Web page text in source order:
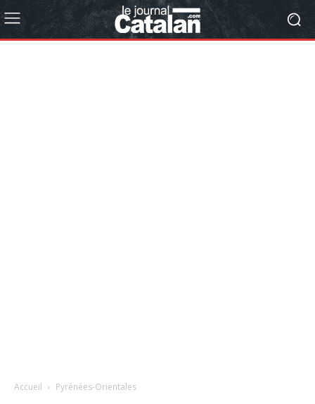
Accueil Pyrénées-Orientales